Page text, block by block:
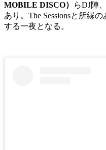
MOBILE DISCO）
らDJ陣
あり。The Sessionsと所縁
する一夜となる。